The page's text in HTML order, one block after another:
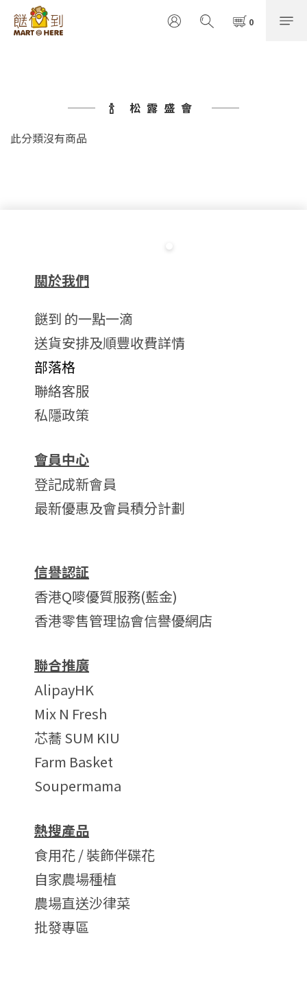
🍾 松露盛會
此分類沒有商品
關於我們
餸到 的一點一滴
送貨安排及順豐收費詳情
部落格
聯絡客服
私隱政策
會員中心
登記成新會員
最新優惠及會員積分計劃
信譽認証
香港Q嘜優質服務(藍金)
香港零售管理協會信譽優網店
聯合推廣
AlipayHK
Mix N Fresh
芯蕎 SUM KIU
Farm Basket
Soupermama
熱搜產品
食用花 / 裝飾伴碟花
自家農場種植
農場直送沙律菜
批發專區